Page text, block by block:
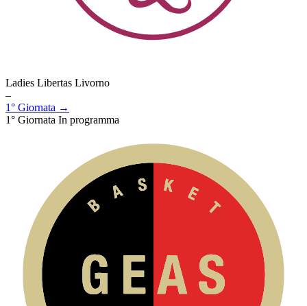
Ladies Libertas Livorno
–
1° Giornata →
1° Giornata In programma